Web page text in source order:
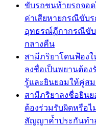
ขับรถชนท้ายรถจอด
ค่าเสียหายกรณีขับ
อุทธรณ์ฏีกากรณีขับ
กลางคืน
สามีภริยาโดนฟ้อง
ลงชื่อเป็นพยานต้อง
รู้และยินยอมให้คู่ส
สามีภริยาลงชื่อยิน
ต้องร่วมรับผิดหรือ
สัญญาค้ำประกันทำ